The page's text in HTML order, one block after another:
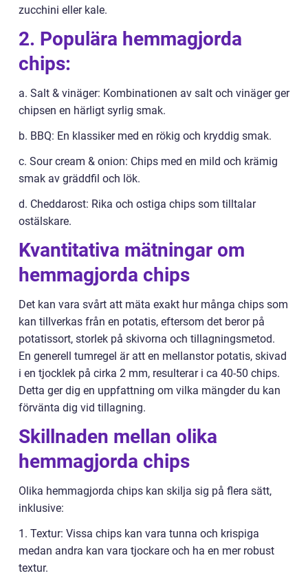
zucchini eller kale.
2. Populära hemmagjorda
chips:
a. Salt & vinäger: Kombinationen av salt och vinäger ger
chipsen en härligt syrlig smak.
b. BBQ: En klassiker med en rökig och kryddig smak.
c. Sour cream & onion: Chips med en mild och krämig
smak av gräddfil och lök.
d. Cheddarost: Rika och ostiga chips som tilltalar
ostälskare.
Kvantitativa mätningar om
hemmagjorda chips
Det kan vara svårt att mäta exakt hur många chips som
kan tillverkas från en potatis, eftersom det beror på
potatissort, storlek på skivorna och tillagningsmetod.
En generell tumregel är att en mellanstor potatis, skivad
i en tjocklek på cirka 2 mm, resulterar i ca 40-50 chips.
Detta ger dig en uppfattning om vilka mängder du kan
förvänta dig vid tillagning.
Skillnaden mellan olika
hemmagjorda chips
Olika hemmagjorda chips kan skilja sig på flera sätt,
inklusive:
1. Textur: Vissa chips kan vara tunna och krispiga
medan andra kan vara tjockare och ha en mer robust
textur.